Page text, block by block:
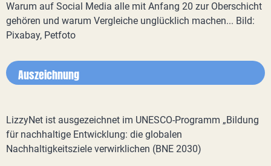
Warum auf Social Media alle mit Anfang 20 zur Oberschicht
gehören und warum Vergleiche unglücklich machen... Bild:
Pixabay, Petfoto
Auszeichnung
LizzyNet ist ausgezeichnet im UNESCO-Programm „Bildung
für nachhaltige Entwicklung: die globalen
Nachhaltigkeitsziele verwirklichen (BNE 2030)